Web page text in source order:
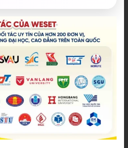
đại học, cao đẳng trên toàn
quốc.​
tác của chúng tôi